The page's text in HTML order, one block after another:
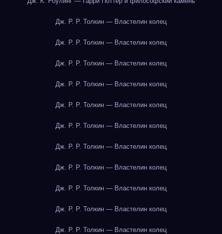
Дж. Р. Р. Толкин — Властелин колец
Дж. Р. Р. Толкин — Властелин колец
Дж. Р. Р. Толкин — Властелин колец
Дж. Р. Р. Толкин — Властелин колец
Дж. Р. Р. Толкин — Властелин колец
Дж. Р. Р. Толкин — Властелин колец
Дж. Р. Р. Толкин — Властелин колец
Дж. Р. Р. Толкин — Властелин колец
Дж. Р. Р. Толкин — Властелин колец
Дж. Р. Р. Толкин — Властелин колец
Дж. Р. Р. Толкин — Властелин колец